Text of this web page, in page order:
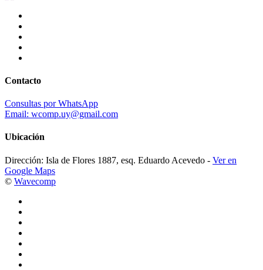
Contacto
Consultas por WhatsApp
Email: wcomp.uy@gmail.com
Ubicación
Dirección: Isla de Flores 1887, esq. Eduardo Acevedo - Ver en
Google Maps
© Wavecomp